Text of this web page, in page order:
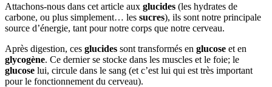
Attachons-nous dans cet article aux glucides (les hydrates de
carbone, ou plus simplement… les sucres), ils sont notre principale
source d’énergie, tant pour notre corps que notre cerveau.
Après digestion, ces glucides sont transformés en glucose et en
glycogène. Ce dernier se stocke dans les muscles et le foie; le
glucose lui, circule dans le sang (et c’est lui qui est très important
pour le fonctionnement du cerveau).